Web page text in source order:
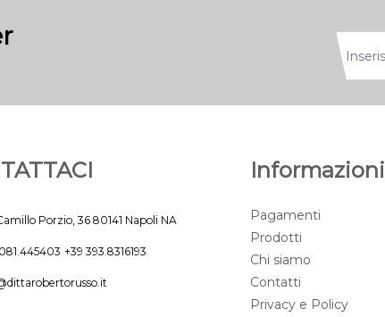
Porzio, 36 80141 Napoli NA
+39 393.8316193
Informazioni
Pagamenti
Prodotti
Chi siamo
Contatti
Privacy e Policy